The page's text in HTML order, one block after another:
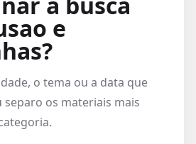
e
o tema ou a data que
separo os materiais mais